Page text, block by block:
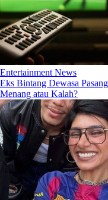
Entertainment News
Eks Bintang Dewasa
Menang atau Kalah?